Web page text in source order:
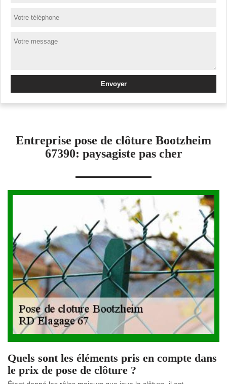
Entreprise pose de clôture Bootzheim
67390: paysagiste pas cher
Quels sont les éléments pris en compte dans
le prix de pose de clôture ?